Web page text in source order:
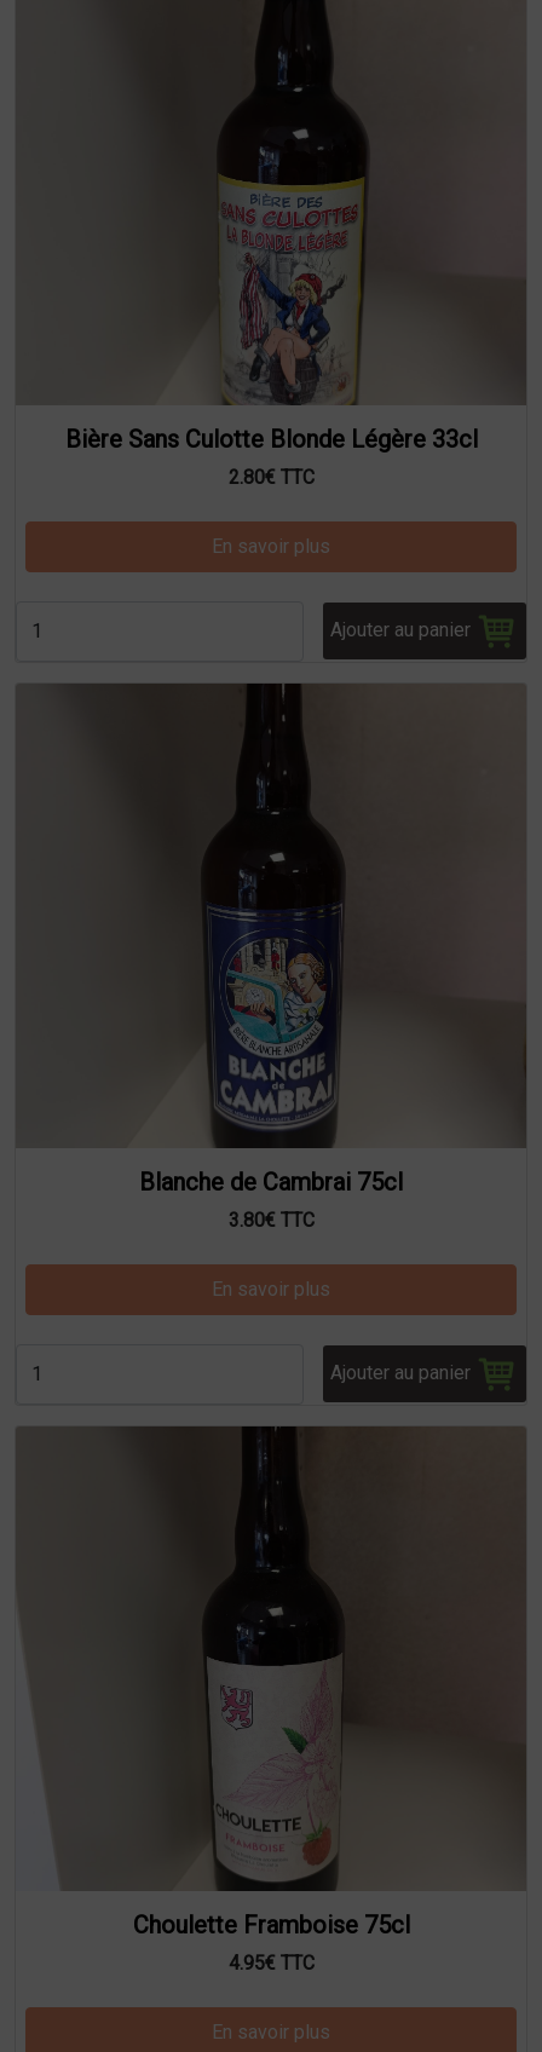
Bière Sans Culotte Blonde Légère 33cl
2.80€ TTC
En savoir plus
Ajouter au panier
Blanche de Cambrai 75cl
3.80€ TTC
En savoir plus
Ajouter au panier
Choulette Framboise 75cl
4.95€ TTC
En savoir plus